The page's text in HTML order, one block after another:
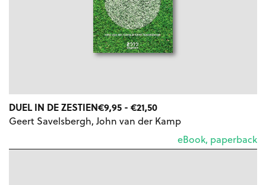
DUEL IN DE ZESTIEN€9,95 - €21,50PRIJSKLASSE:
€9,95
€21,50
Geert Savelsbergh, John van der Kamp
eBook, paperback